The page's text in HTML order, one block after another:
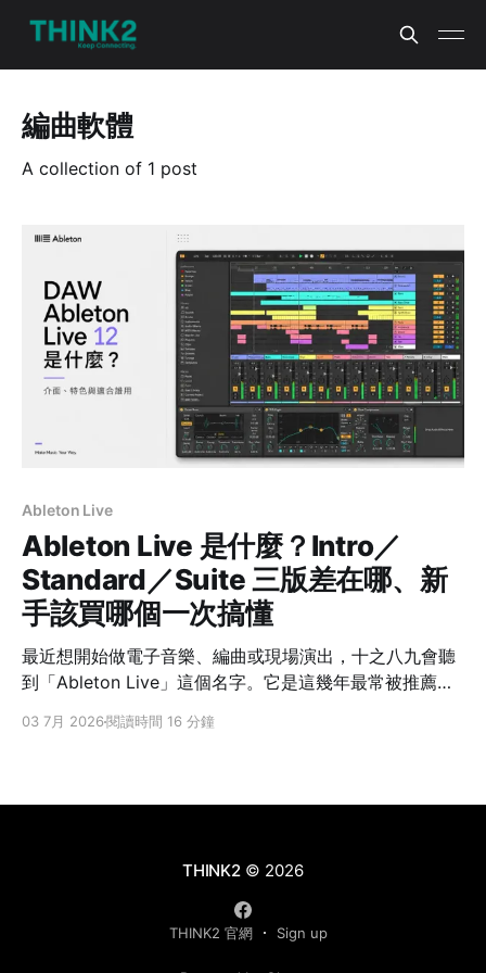
編曲軟體
A collection of 1 post
Ableton Live
Ableton Live 是什麼？Intro／
Standard／Suite 三版差在哪、新
手該買哪個一次搞懂
最近想開始做電子音樂、編曲或現場演出，十之八九會聽
到「Ableton Live」這個名字。它是這幾年最常被推薦給
住了：怎麼有 Intro、Standard、Suite 三個版本？都是
斷。看完你就知道該從哪一版開始。 先講結論：Intro、
與內容量。最容易決定的分界是「會不會超過 16 軌」
—— 會就從 Standard 起跳；只有確定要用 Max for Live
03 7月 2026閱讀時間 16 分鐘
THINK2© 2026
THINK2 官網 Sign up